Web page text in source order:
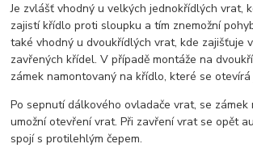
Je zvlášť vhodný u velkých jednokřídlých vrat,
zajistí křídlo proti sloupku a tím znemožní
také vhodný u dvoukřídlých vrat, kde zajišťuje
zavřených křídel. V případě montáže na
zámek namontovaný na křídlo, které se otevírá
Po sepnutí dálkového ovladače vrat, se zámek
umožní otevření vrat. Při zavření vrat se opět
spojí s protilehlým čepem.